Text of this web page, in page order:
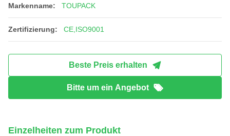
Markenname: TOUPACK
Zertifizierung: CE,ISO9001
Beste Preis erhalten
Bitte um ein Angebot
Einzelheiten zum Produkt